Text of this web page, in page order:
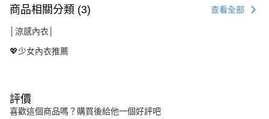
商品相關分類 (3) 查看全部
│涼感內衣│
💖少女內衣推薦
評價
喜歡這個商品嗎？購買後給他一個好評吧